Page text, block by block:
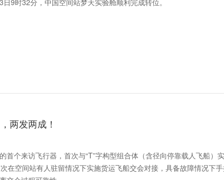
9时32分，中国空间站梦天实验舱顺利完成转位。
两发两成！
首个来访飞行器，首次与“T”字构型组合体（含径向停靠载人飞船）
在空间站有人驻留情况下实施货运飞船交会对接，具备故障情况下